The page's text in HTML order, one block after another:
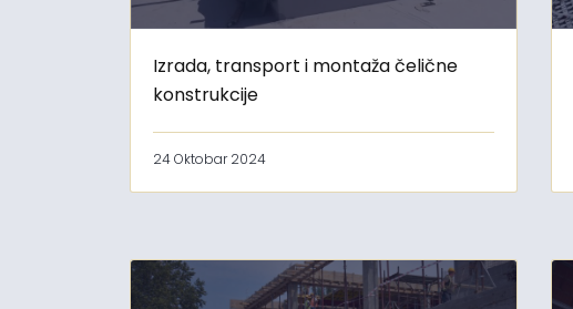
Izrada, transport i montaža čelične
konstrukcije
24 Oktobar 2024